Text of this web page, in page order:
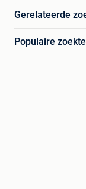
Gerelateerde
Populaire